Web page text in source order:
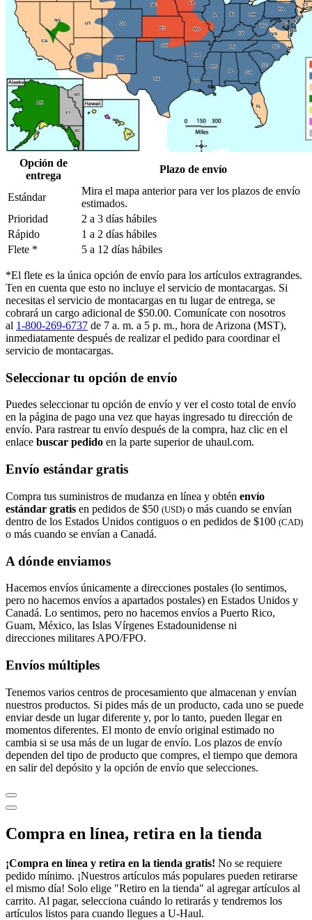
Opción de
entrega
Plazo de envío
Estándar
Mira el mapa anterior para ver los plazos de envío
estimados.
Prioridad
2 a 3 días hábiles
Rápido
1 a 2 días hábiles
Flete *
5 a 12 días hábiles
*El flete es la única opción de envío para los artículos extragrandes.
Ten en cuenta que esto no incluye el servicio de montacargas. Si
necesitas el servicio de montacargas en tu lugar de entrega, se
cobrará un cargo adicional de $50.00. Comunícate con nosotros
al 1-800-269-6737 de 7 a. m. a 5 p. m., hora de Arizona (MST),
inmediatamente después de realizar el pedido para coordinar el
servicio de montacargas.
Seleccionar tu opción de envío
Puedes seleccionar tu opción de envío y ver el costo total de envío
en la página de pago una vez que hayas ingresado tu dirección de
envío. Para rastrear tu envío después de la compra, haz clic en el
enlace buscar pedido​​​​​​​ en la parte superior de uhaul.com.
Envío estándar gratis
Compra tus suministros de mudanza en línea y obtén envío
estándar gratis en pedidos de $50 (USD) o más cuando se envían
dentro de los Estados Unidos contiguos o en pedidos de $100 (CAD)
o más cuando se envían a Canadá.
A dónde enviamos
Hacemos envíos únicamente a direcciones postales (lo sentimos,
pero no hacemos envíos a apartados postales) en Estados Unidos y
Canadá. Lo sentimos, pero no hacemos envíos a Puerto Rico,
Guam, México, las Islas Vírgenes Estadounidense ni
direcciones militares APO/FPO.
Envíos múltiples
Tenemos varios centros de procesamiento que almacenan y envían
nuestros productos. Si pides más de un producto, cada uno se puede
enviar desde un lugar diferente y, por lo tanto, pueden llegar en
momentos diferentes. El monto de envío original estimado no
cambia si se usa más de un lugar de envío. Los plazos de envío
dependen del tipo de producto que compres, el tiempo que demora
en salir del depósito y la opción de envío que selecciones.
Compra en línea, retira en la tienda
¡Compra en línea y retira en la tienda gratis! No se requiere
pedido mínimo. ¡Nuestros artículos más populares pueden retirarse
el mismo día! Solo elige "Retiro en la tienda" al agregar artículos al
carrito. Al pagar, selecciona cuándo lo retirarás y tendremos los
artículos listos para cuando llegues a U-Haul.